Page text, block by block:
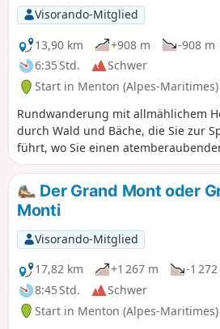
Visorando-Mitglied
13,90 km
+908 m
-908 m
6:35 Std.
Schwer
Start in Menton (Alpes-Maritimes)
Rundwanderung mit allmählichem
durch Wald und Bäche, die Sie zur
führt, wo Sie einen
seine Umgebung genießen können.
Der Grand Mont oder
Monti
Visorando-Mitglied
17,82 km
+1 267 m
-1
8:45 Std.
Schwer
Start in Menton (Alpes-Maritimes)